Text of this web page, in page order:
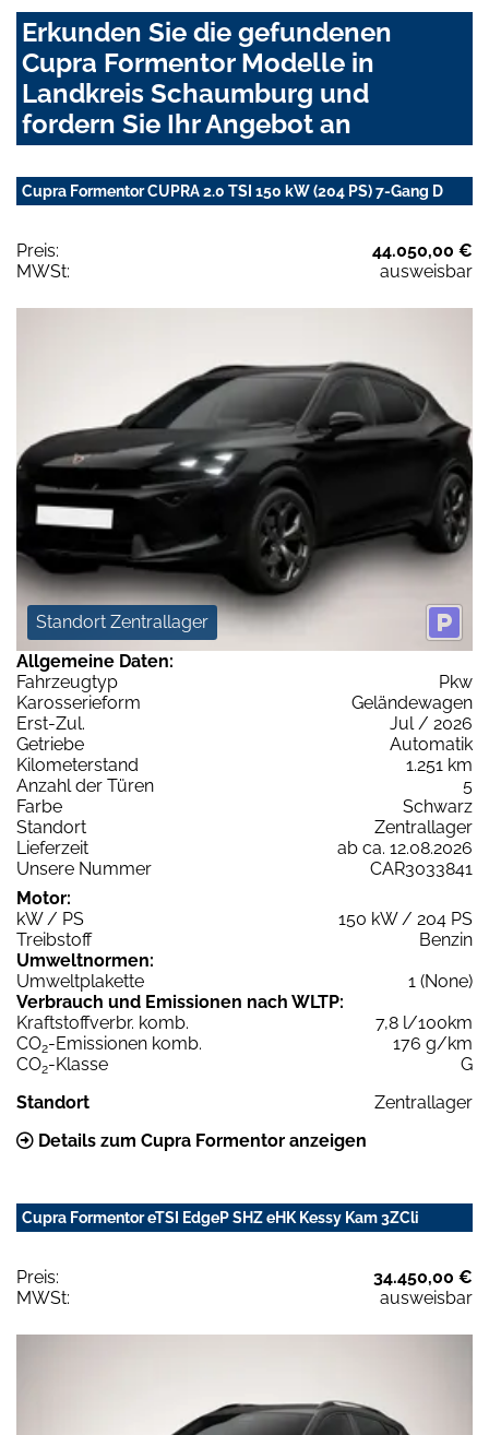
Erkunden Sie die gefundenen
Cupra Formentor Modelle in
Landkreis Schaumburg und
fordern Sie Ihr Angebot an
Cupra Formentor CUPRA 2.0 TSI 150 kW (204 PS) 7-Gang D
Preis:
44.050,00 €
MWSt:
ausweisbar
Standort Zentrallager
Allgemeine Daten:
Fahrzeugtyp
Pkw
Karosserieform
Geländewagen
Erst-Zul.
Jul / 2026
Getriebe
Automatik
Kilometerstand
1.251 km
Anzahl der Türen
5
Farbe
Schwarz
Standort
Zentrallager
Lieferzeit
ab ca. 12.08.2026
Unsere Nummer
CAR3033841
Motor:
kW / PS
150 kW / 204 PS
Treibstoff
Benzin
Umweltnormen:
Umweltplakette
1 (None)
Verbrauch und Emissionen nach WLTP:
Kraftstoffverbr. komb.
7,8 l/100km
CO2-Emissionen komb.
176 g/km
CO2-Klasse
G
Standort
Zentrallager
Details zum Cupra Formentor anzeigen
Cupra Formentor eTSI EdgeP SHZ eHK Kessy Kam 3ZCli
Preis:
34.450,00 €
MWSt:
ausweisbar